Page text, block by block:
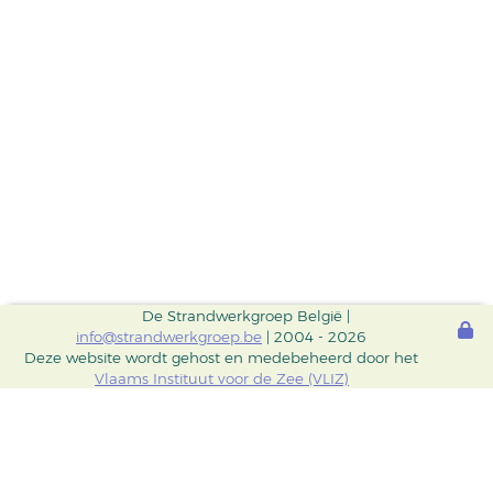
De Strandwerkgroep België |
info@strandwerkgroep.be | 2004 - 2026
Deze website wordt gehost en medebeheerd door het
Vlaams Instituut voor de Zee (VLIZ)